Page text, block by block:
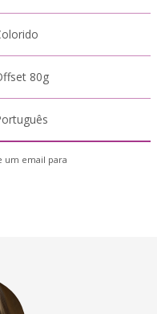
80g
um email para